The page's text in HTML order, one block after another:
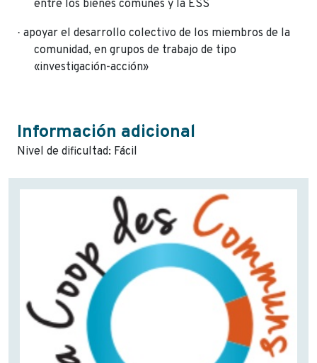
entre los bienes comunes y la ESS
· apoyar el desarrollo colectivo de los miembros de la
comunidad, en grupos de trabajo de tipo
«investigación-acción»
Información adicional
Nivel de dificultad: Fácil